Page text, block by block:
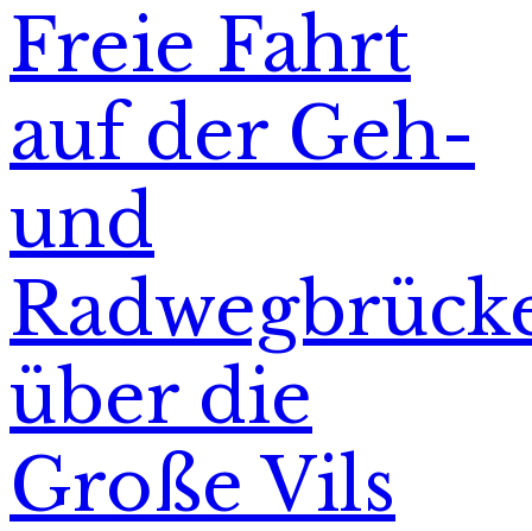
Freie Fahrt
auf der Geh-
und
über die
Große Vils